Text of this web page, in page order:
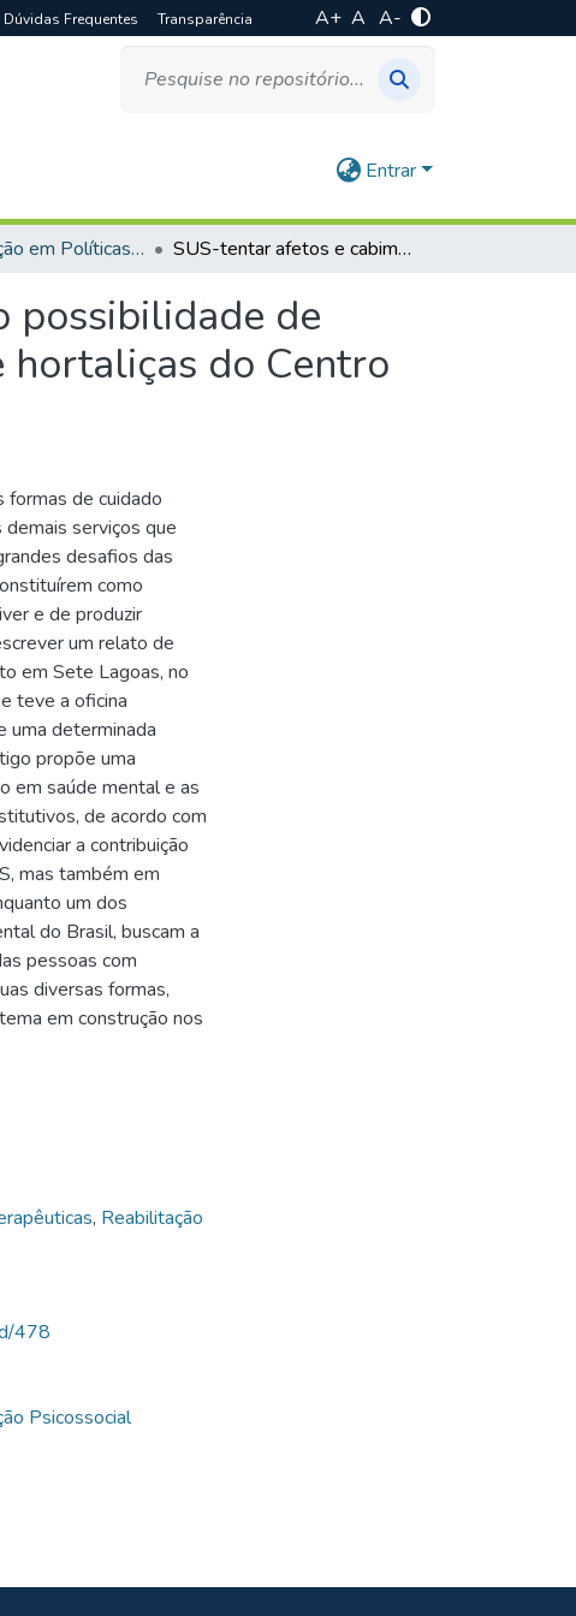
Dúvidas Frequentes Transparência A+ A A-
Entrar
Especialização em Políticas de Saúde Mental e Atenção Psicossocial SUS-tentar afetos e cabimentos: a terra enquanto possibilidade de cuidado – relato de experiência sobre a oficina de hortaliças do Centro de Atenção Psicossocial II de Sete Lagoas.
possibilidade de
hortaliças do Centro
de cuidado
serviços que
desafios das
como
e de produzir
um relato de
em Sete Lagoas, no
teve a oficina
uma determinada
propõe uma
em saúde mental e as
de acordo com
a contribuição
mas também em
um dos
do Brasil, buscam a
pessoas com
diversas formas,
em construção nos
, Reabilitação
478
Psicossocial